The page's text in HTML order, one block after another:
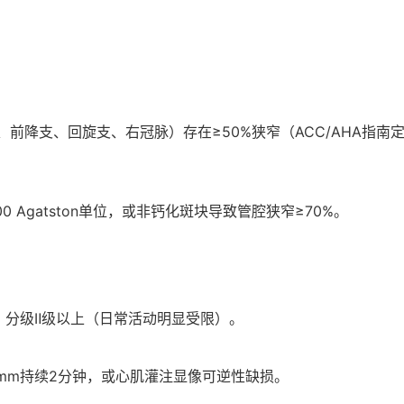
前降支、回旋支、右冠脉）存在≥50%狭窄（ACC/AHA指南
Agatston单位，或非钙化斑块导致管腔狭窄≥70%。
级Ⅱ级以上（日常活动明显受限）。
持续2分钟，或心肌灌注显像可逆性缺损。